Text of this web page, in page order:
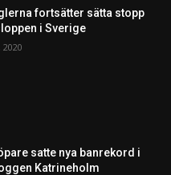
fortsätter sätta stopp
i Sverige
satte nya banrekord i
Katrineholm